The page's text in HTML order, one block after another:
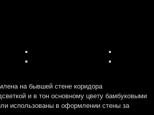
на бывшей стене коридора
и в тон основному цвету бамбуковыми
использованы в оформлении стены за